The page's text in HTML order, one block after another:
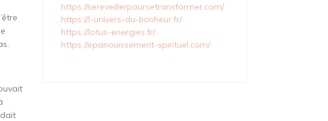
https://sereveillerpoursetransformer.com/
https://l-univers-du-bonheur.fr/
https://lotus-energies.fr/
https://epanouissement-spirituel.com/